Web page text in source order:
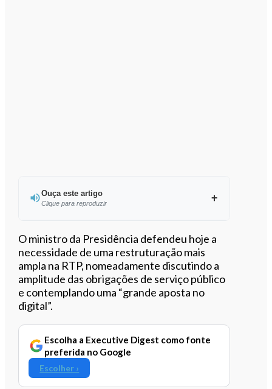
Ouça este artigo
Clique para reproduzir
Ouvir este artigo
O ministro da Presidência defendeu hoje a
necessidade de uma restruturação mais
ampla na RTP, nomeadamente discutindo a
amplitude das obrigações de serviço público
e contemplando uma “grande aposta no
digital”.
Escolha a Executive Digest como fonte
preferida no Google
Escolher ›